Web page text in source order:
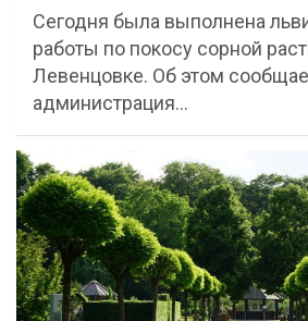
Сегодня была выполнена
работы по покосу сорной
Левенцовке. Об этом
администрация…